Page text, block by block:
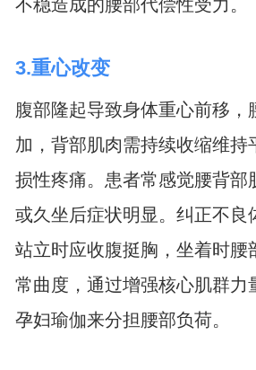
不稳造成的腰部代偿性受力。
3.重心改变
腹部隆起导致身体重心前移，
加，背部肌肉需持续收缩维持
损性疼痛。患者常感觉腰背部
或久坐后症状明显。纠正不良
站立时应收腹挺胸，坐着时腰
常曲度，通过增强核心肌群力
孕妇瑜伽来分担腰部负荷。